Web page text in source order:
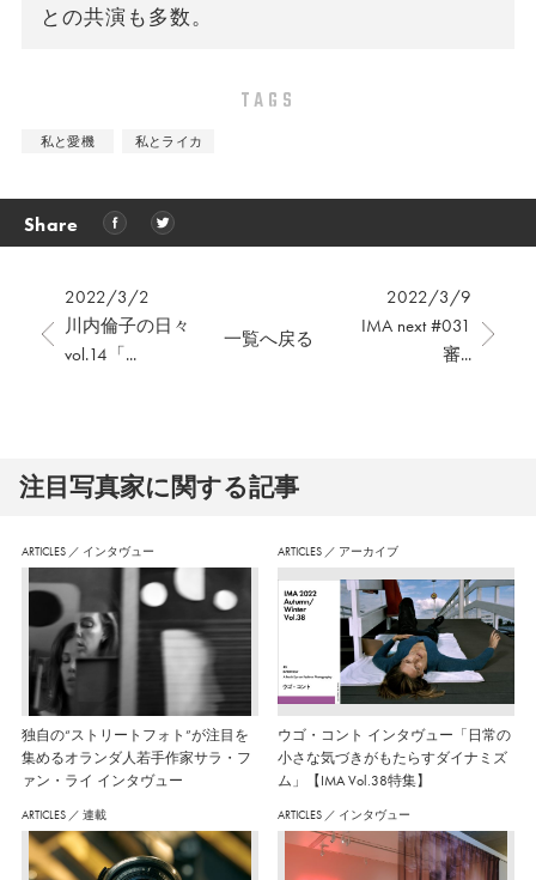
との共演も多数。
TAGS
私と愛機 私とライカ
Share
2022/3/2
川内倫子の日々
vol.14「...
2022/3/9
IMA next #031
審...
一覧へ戻る
注⽬写真家に関する記事
ARTICLES ／ インタヴュー
独自の“ストリートフォト”が注目を
集めるオランダ人若手作家サラ・フ
ァン・ライ インタヴュー
ARTICLES ／ アーカイブ
ウゴ・コント インタヴュー「日常の
小さな気づきがもたらすダイナミズ
ム」【IMA Vol.38特集】
ARTICLES ／ 連載 ARTICLES ／ インタヴュー